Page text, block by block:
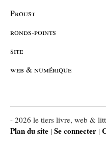
Proust
ronds-points
site
web & numérique
- 2026 le tiers livre, web &
Plan du site | Se connecter |